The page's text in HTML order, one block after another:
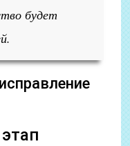
будет